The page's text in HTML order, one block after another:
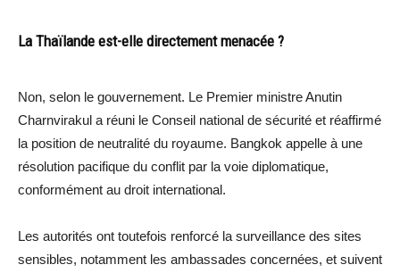
La Thaïlande est-elle directement menacée ?
Non, selon le gouvernement. Le Premier ministre Anutin
Charnvirakul a réuni le Conseil national de sécurité et réaffirmé
la position de neutralité du royaume. Bangkok appelle à une
résolution pacifique du conflit par la voie diplomatique,
conformément au droit international.
Les autorités ont toutefois renforcé la surveillance des sites
sensibles, notamment les ambassades concernées, et suivent